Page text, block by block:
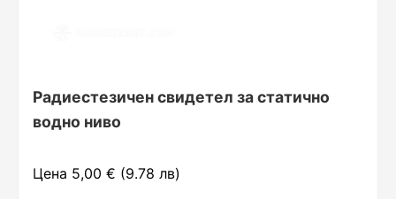
Радиестезичен свидетел за статично
водно ниво
Цена 5,00 € (9.78 лв)